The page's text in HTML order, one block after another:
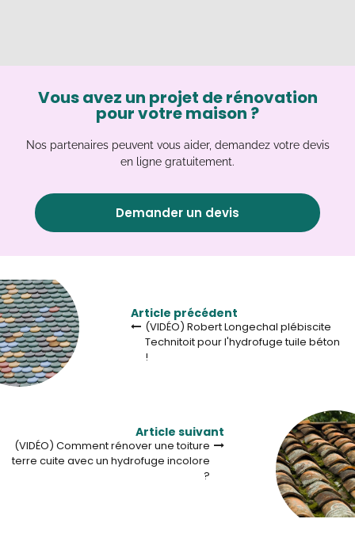
Vous avez un projet de rénovation
pour votre maison ?
Nos partenaires peuvent vous aider, demandez votre devis
en ligne gratuitement.
Demander un devis
Article précédent
(VIDÉO) Robert Longechal plébiscite
Technitoit pour l'hydrofuge tuile béton
!
Article suivant
(VIDÉO) Comment rénover une toiture
terre cuite avec un hydrofuge incolore
?